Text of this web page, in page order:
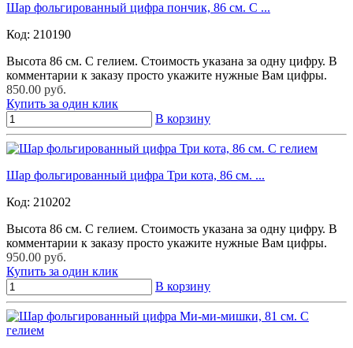
Шар фольгированный цифра пончик, 86 см. С ...
Код: 210190
Высота 86 см. С гелием. Стоимость указана за одну цифру. В
комментарии к заказу просто укажите нужные Вам цифры.
850.00 руб.
Купить за один клик
В корзину
Шар фольгированный цифра Три кота, 86 см. ...
Код: 210202
Высота 86 см. С гелием. Стоимость указана за одну цифру. В
комментарии к заказу просто укажите нужные Вам цифры.
950.00 руб.
Купить за один клик
В корзину